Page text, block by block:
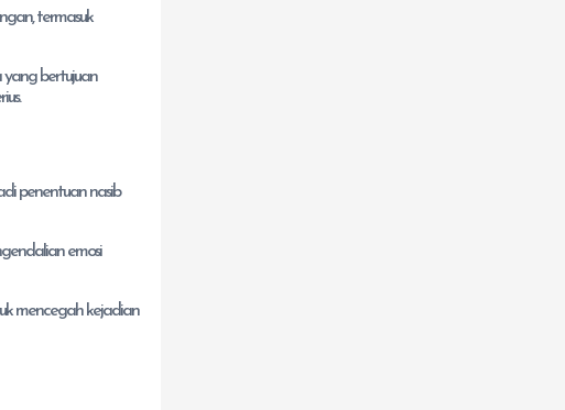
termasuk
bertujuan
penentuan nasib
emosi
mencegah kejadian